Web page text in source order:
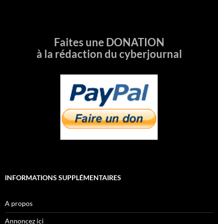
Faites une DONATION
à la rédaction du cyberjournal
INFORMATIONS SUPPLÉMENTAIRES
A propos
Annoncez ici